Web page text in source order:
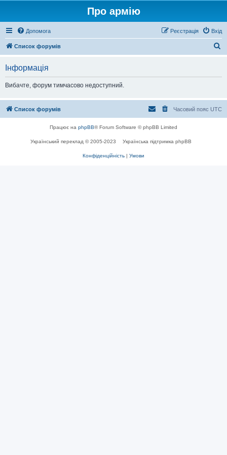
Про армію
Допомога Вхід
Реєстрація
Список форумів
Інформація
Вибачте, форум тимчасово недоступний.
Список форумів Часовий пояс UTC
Працює на phpBB® Forum Software © phpBB Limited
Український переклад © 2005-2023 Українська підтримка phpBB
Конфіденційність | Умови